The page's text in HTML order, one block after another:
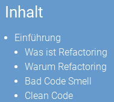
Inhalt
Einführung
Was ist Refactoring
Warum Refactoring
Bad Code Smell
Clean Code